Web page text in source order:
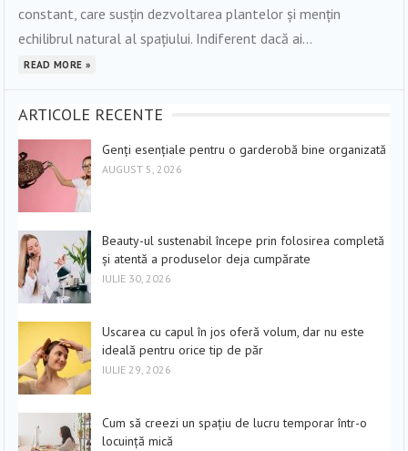
constant, care susțin dezvoltarea plantelor și mențin
echilibrul natural al spațiului. Indiferent dacă ai...
READ MORE »
ARTICOLE RECENTE
Genți esențiale pentru o garderobă bine organizată
AUGUST 5, 2026
Beauty-ul sustenabil începe prin folosirea completă
și atentă a produselor deja cumpărate
IULIE 30, 2026
Uscarea cu capul în jos oferă volum, dar nu este
ideală pentru orice tip de păr
IULIE 29, 2026
Cum să creezi un spațiu de lucru temporar într-o
locuință mică